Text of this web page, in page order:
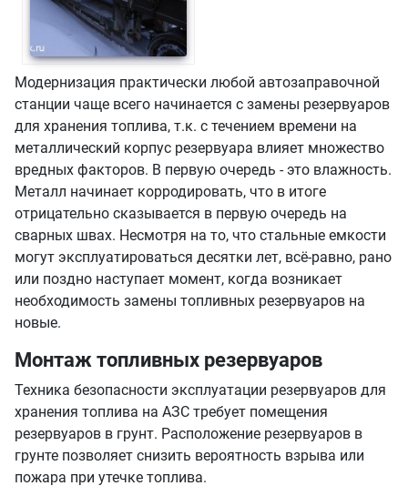
Модернизация практически любой автозаправочной
станции чаще всего начинается с замены резервуаров
для хранения топлива, т.к. с течением времени на
металлический корпус резервуара влияет множество
вредных факторов. В первую очередь - это влажность.
Металл начинает корродировать, что в итоге
отрицательно сказывается в первую очередь на
сварных швах. Несмотря на то, что стальные емкости
могут эксплуатироваться десятки лет, всё-равно, рано
или поздно наступает момент, когда возникает
необходимость замены топливных резервуаров на
новые.
Монтаж топливных резервуаров
Техника безопасности эксплуатации резервуаров для
хранения топлива на АЗС требует помещения
резервуаров в грунт. Расположение резервуаров в
грунте позволяет снизить вероятность взрыва или
пожара при утечке топлива.